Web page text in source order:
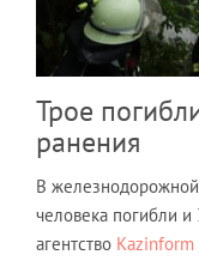
Трое
ранения
В
человека погибли
агентство Kazinform